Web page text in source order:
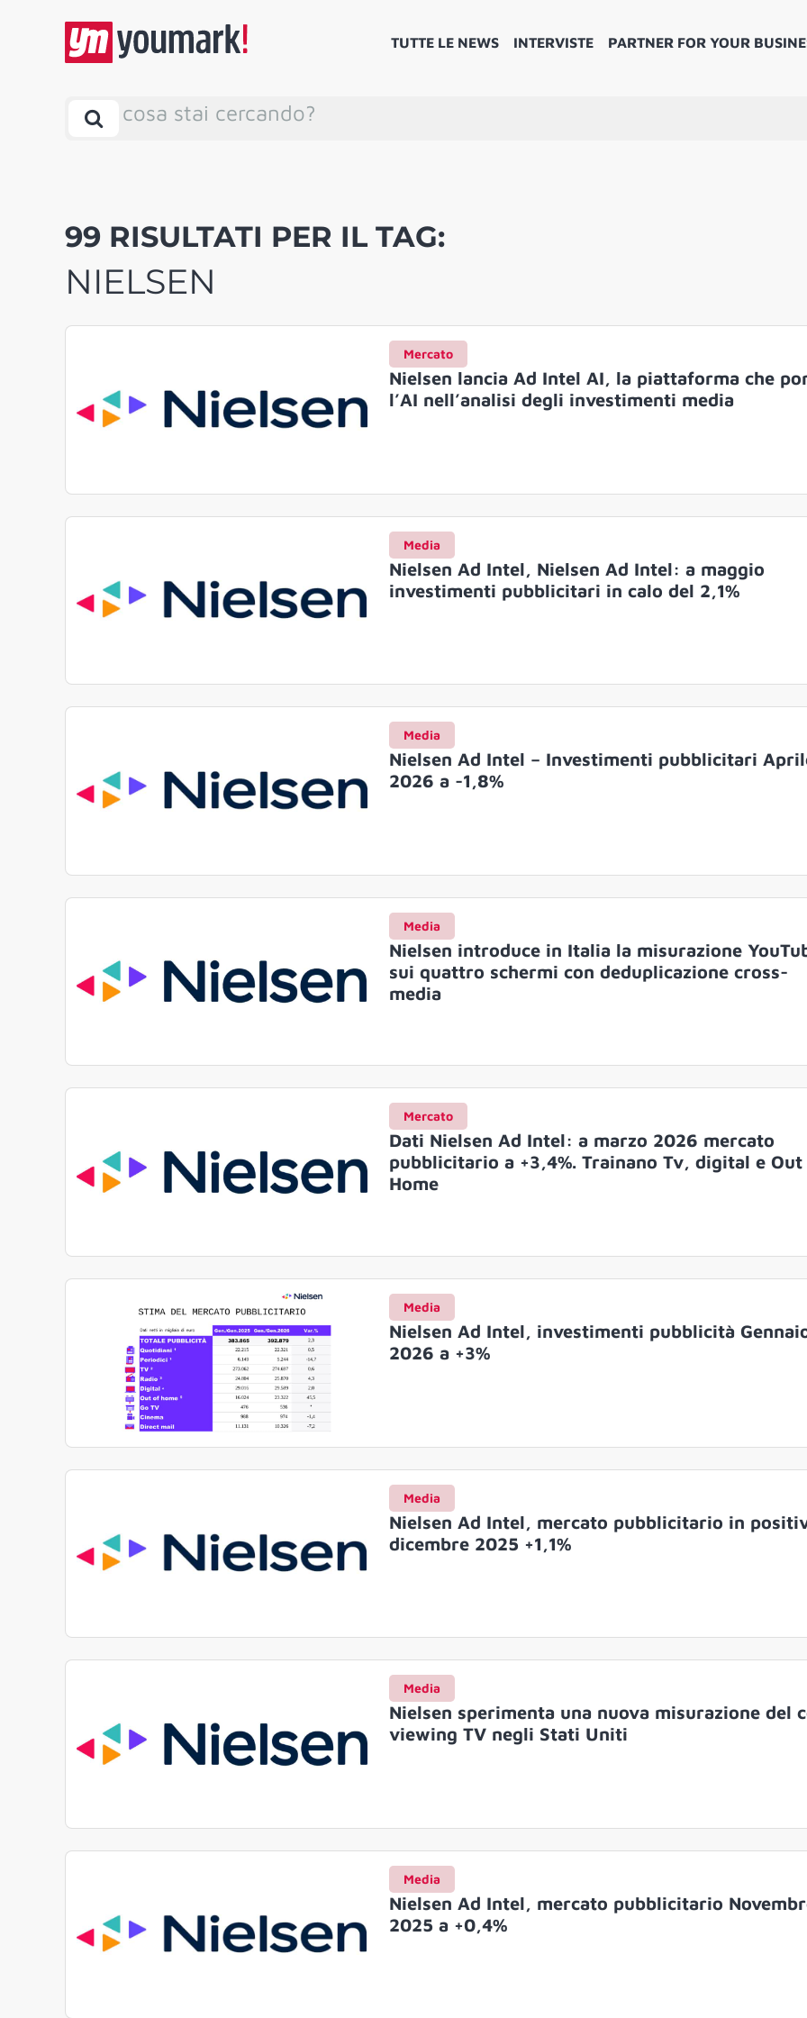
TUTTE LE NEWS INTERVISTE PARTNER FOR YOUR
cosa stai cercando?
99 RISULTATI PER IL TAG:
NIELSEN
Mercato
Nielsen lancia Ad Intel AI, la piattaforma che
l’AI nell’analisi degli investimenti media
Media
Nielsen Ad Intel, Nielsen Ad Intel: a maggio
investimenti pubblicitari in calo del 2,1%
Media
Nielsen Ad Intel – Investimenti pubblicitari
2026 a -1,8%
Media
Nielsen introduce in Italia la misurazione
sui quattro schermi con deduplicazione cross-
media
Mercato
Dati Nielsen Ad Intel: a marzo 2026 mercato
pubblicitario a +3,4%. Trainano Tv, digital e
Home
Media
Nielsen Ad Intel, investimenti pubblicità
2026 a +3%
Media
Nielsen Ad Intel, mercato pubblicitario in
dicembre 2025 +1,1%
Media
Nielsen sperimenta una nuova misurazione del
viewing TV negli Stati Uniti
Media
Nielsen Ad Intel, mercato pubblicitario
2025 a +0,4%